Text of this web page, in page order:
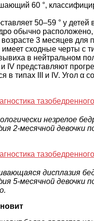
60 °,
50–59 ° у
обычно
3 месяцев для
имеет сходные черты с
в нейтральном
и IV представляют
в типах III и IV. Угол α
незрелое
2-месячной девочки
дисплазия
5-месячной девочки